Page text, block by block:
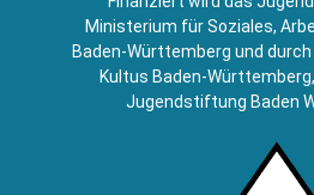
Ministerium für Soziales,
Baden-Württemberg und
Kultus Baden-
Jugendstiftung Baden